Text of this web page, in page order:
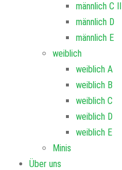
männlich C II
männlich D
männlich E
weiblich
weiblich A
weiblich B
weiblich C
weiblich D
weiblich E
Minis
Über uns